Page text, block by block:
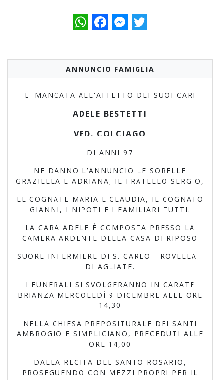
WhatsAppFacebookMessenger
Twitter
ANNUNCIO FAMIGLIA
E' MANCATA ALL'AFFETTO DEI SUOI CARI
ADELE BESTETTI
VED. COLCIAGO
DI ANNI 97
NE DANNO L’ANNUNCIO LE SORELLE
GRAZIELLA E ADRIANA, IL FRATELLO SERGIO,
LE COGNATE MARIA E CLAUDIA, IL COGNATO
GIANNI, I NIPOTI E I FAMILIARI TUTTI.
LA CARA ADELE È COMPOSTA PRESSO LA
CAMERA ARDENTE DELLA CASA DI RIPOSO
SUORE INFERMIERE DI S. CARLO - ROVELLA -
DI AGLIATE.
I FUNERALI SI SVOLGERANNO IN CARATE
BRIANZA MERCOLEDÌ 9 DICEMBRE ALLE ORE
14,30
NELLA CHIESA PREPOSITURALE DEI SANTI
AMBROGIO E SIMPLICIANO, PRECEDUTI ALLE
ORE 14,00
DALLA RECITA DEL SANTO ROSARIO,
PROSEGUENDO CON MEZZI PROPRI PER IL